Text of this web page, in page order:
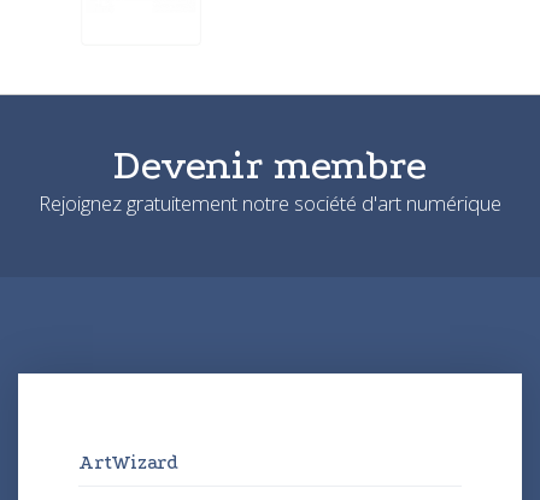
Devenir membre
Rejoignez gratuitement notre société d'art numérique
ArtWizard